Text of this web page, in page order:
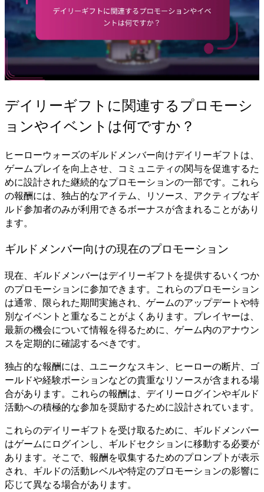
デイリーギフトに関連するプロモーシ
ョンやイベントは何ですか？
ヒーローウォーズのギルドメンバー向けデイリーギフトは、
ゲームプレイを向上させ、コミュニティの関与を促進するた
めに設計された継続的なプロモーションの一部です。これら
の報酬には、独占的なアイテム、リソース、アクティブなギ
ルド参加者のみが利用できるボーナスが含まれることがあり
ます。
ギルドメンバー向けの現在のプロモーション
現在、ギルドメンバーはデイリーギフトを提供するいくつか
のプロモーションに参加できます。これらのプロモーション
は通常、限られた期間実施され、ゲームのアップデートや特
別なイベントと重なることがよくあります。プレイヤーは、
最新の機会について情報を得るために、ゲーム内のアナウン
スを定期的に確認するべきです。
独占的な報酬には、ユニークなスキン、ヒーローの断片、ゴ
ールドや経験ポーションなどの貴重なリソースが含まれる場
合があります。これらの報酬は、デイリーログインやギルド
活動への積極的な参加を奨励するために設計されています。
これらのデイリーギフトを受け取るために、ギルドメンバー
はゲームにログインし、ギルドセクションに移動する必要が
あります。そこで、報酬を収集するためのプロンプトが表示
され、ギルドの活動レベルや特定のプロモーションの影響に
応じて異なる場合があります。